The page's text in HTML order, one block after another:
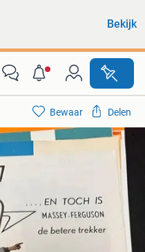
Bekijk
Bewaar Delen